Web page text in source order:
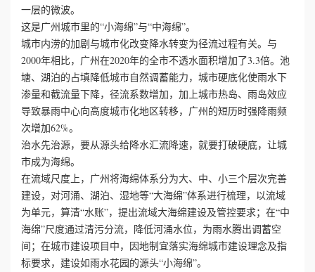
资
讯
荣
誉
一层的微波。
这是广州城市里的“小海绵”与“中海绵”。
城市内涝的加剧与城市化改变降水转变为径流过程有关。与
2000年相比，广州在2020年的全市不透水面积增加了3.3倍。池
塘、湖泊的占填降低城市自然调蓄能力，城市硬底化使雨水下
渗量和截流量下降，径流系数增加，加上城市热岛、雨岛效应
导致暴雨中心向高度城市化地区转移，广州的短历时强降雨频
次增加62%。
治水先治源，要从源头给降水汇流降速，就要打破硬底，让城
市成为海绵。
在流域尺度上，广州将海绵体系分为大、中、小三个层次完善
建设，对河涌、湖泊、湿地等“大海绵”体系进行梳理，以流域
为单元，算清“水账”，提出流域大海绵建设及管控要求；在“中
海绵”尺度通过清污分流，降低河涌水位，为雨水腾出调蓄空
间；在城市建设项目中，因地制宜落实海绵城市建设理念及指
标要求，建设如雨水花园的源头“小海绵”。